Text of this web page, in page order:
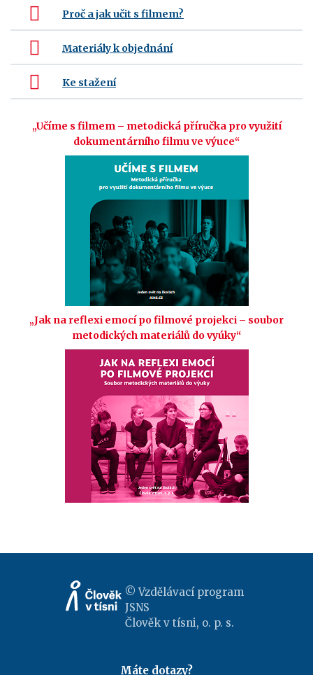
Proč a jak učit s filmem?
Materiály k objednání
Ke stažení
„Učíme s filmem – metodická příručka pro využití
dokumentárního filmu ve výuce“
„Jak na reflexi emocí po filmové projekci – soubor
metodických materiálů do vyúky“
© Vzdělávací program
JSNS
Člověk v tísni, o. p. s.
Máte dotazy?